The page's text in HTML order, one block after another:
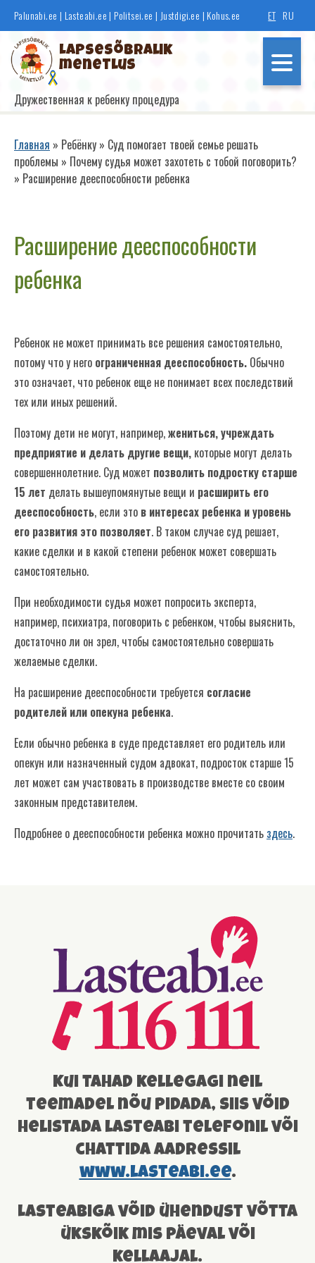
Перейти
основному
содержанию
Palunabi.ee | Lasteabi.ee | Politsei.ee | Justdigi.ee | Kohus.ee ET RU
Lapsesõbralik
menetlus
Дружественная к ребенку процедура
Если ты потерпевший
Если ты правонарушитель
проблемы
Часто задаваемые вопросы
Строка
Главная Ребёнку
Суд помогает твоей семье решать
проблемы
Почему судья может захотеть с тобой поговорить?
Расширение дееспособности ребенка
Расширение дееспособности
ребенка
Ребенок не может принимать все решения самостоятельно,
потому что у него ограниченная дееспособность. Обычно
это означает, что ребенок еще не понимает всех последствий
тех или иных решений.
Поэтому дети не могут, например,жениться, учреждать
предприятие и делать другие вещи, которые могут делать
совершеннолетние. Суд может позволить подростку старше
15 лет делать вышеупомянутые вещи и расширить его
дееспособность, если это в интересах ребенка и уровень
его развития это позволяет. В таком случае суд решает,
какие сделки и в какой степени ребенок может совершать
самостоятельно.
При необходимости судья может попросить эксперта,
например, психиатра, поговорить с ребенком, чтобы выяснить,
достаточно ли он зрел, чтобы самостоятельно совершать
желаемые сделки.
На расширение дееспособности требуется согласие
родителей или опекуна ребенка.
Если обычно ребенка в суде представляет его родитель или
опекун или назначенный судом адвокат, подросток старше 15
лет может сам участвовать в производстве вместе со своим
законным представителем.
Подробнее о дееспособности ребенка можно прочитать здесь.
Kui tahad kellegagi neil
teemadel nõu pidada, siis võid
helistada lasteabi telefonil või
chattida aadressil
www.lasteabi.ee.
Lasteabiga võid ühendust võtta
ükskõik mis päeval või
kellaajal.